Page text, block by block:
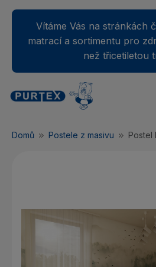
Vítáme Vás na stránkách
matrací a sortimentu pro
než třicetiletou
Váš nákupný košík je
Domů Postele z masivu Postel